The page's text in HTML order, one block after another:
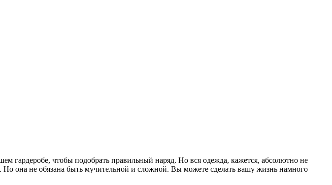
гардеробе, чтобы подобрать правильный наряд. Но вся одежда, кажется, абсолютно не
Но она не обязана быть мучительной и сложной. Вы можете сделать вашу жизнь намного